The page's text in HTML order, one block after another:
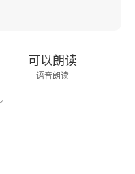
可以朗读
语音朗读